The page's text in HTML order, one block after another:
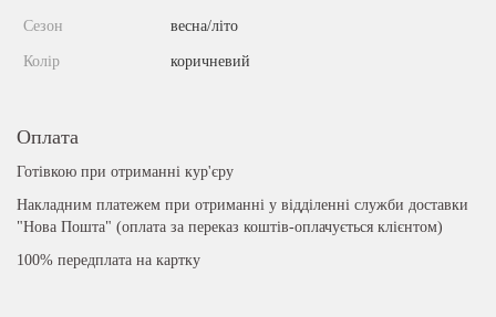
Сезон весна/літо
Колір коричневий
Оплата
Готівкою при отриманні кур'єру
Накладним платежем при отриманні у відділенні служби доставки
"Нова Пошта" (оплата за переказ коштів-оплачується клієнтом)
100% передплата на картку